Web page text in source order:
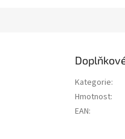
Kategorie:
Hmotnost:
EAN: